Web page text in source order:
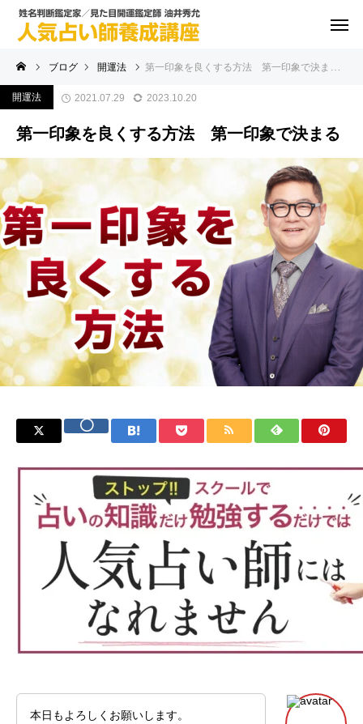
ブログ 開運法 第一印象を良くする方法 第一印象で決まる
開運法 2021.07.29 2023.10.20
第一印象を良くする方法 第一印象で決まる
本日もよろしくお願いします。